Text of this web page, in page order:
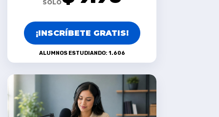
SOLO
¡INSCRÍBETE GRATIS!
ALUMNOS ESTUDIANDO: 1.606